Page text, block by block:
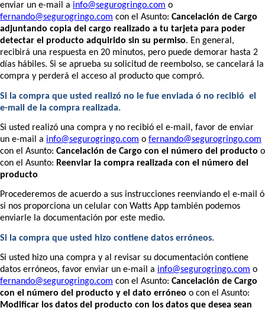
enviar un e-mail a info@segurogringo.com o
fernando@segurogringo.com con el Asunto: Cancelación de Cargo
adjuntando copia del cargo realizado a tu tarjeta para poder
detectar el producto adquirido sin su permiso. En general,
recibirá una respuesta en 20 minutos, pero puede demorar hasta 2
días hábiles. Si se aprueba su solicitud de reembolso, se cancelará la
compra y perderá el acceso al producto que compró.
Si la compra que usted realizó no le fue enviada ó no recibió el
e-mail de la compra realizada.
Si usted realizó una compra y no recibió el e-mail, favor de enviar
un e-mail a info@segurogringo.com o fernando@segurogringo.com
con el Asunto: Cancelación de Cargo con el número del producto o
con el Asunto: Reenviar la compra realizada con el número del
producto
Procederemos de acuerdo a sus instrucciones reenviando el e-mail ó
si nos proporciona un celular con Watts App también podemos
enviarle la documentación por este medio.
Si la compra que usted hizo contiene datos erróneos.
Si usted hizo una compra y al revisar su documentación contiene
datos erróneos, favor enviar un e-mail a info@segurogringo.com o
fernando@segurogringo.com con el Asunto: Cancelación de Cargo
con el número del producto y el dato erróneo o con el Asunto:
Modificar los datos del producto con los datos que desea sean